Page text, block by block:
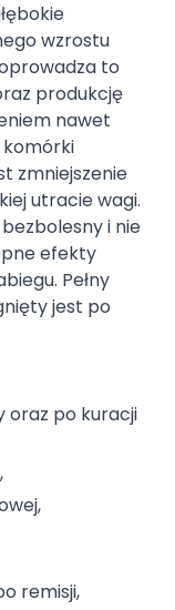
wzrostu
to
produkcję
nawet
komórki
zmniejszenie
utracie wagi.
i nie
efekty
Pełny
jest po
oraz po kuracji
remisji,